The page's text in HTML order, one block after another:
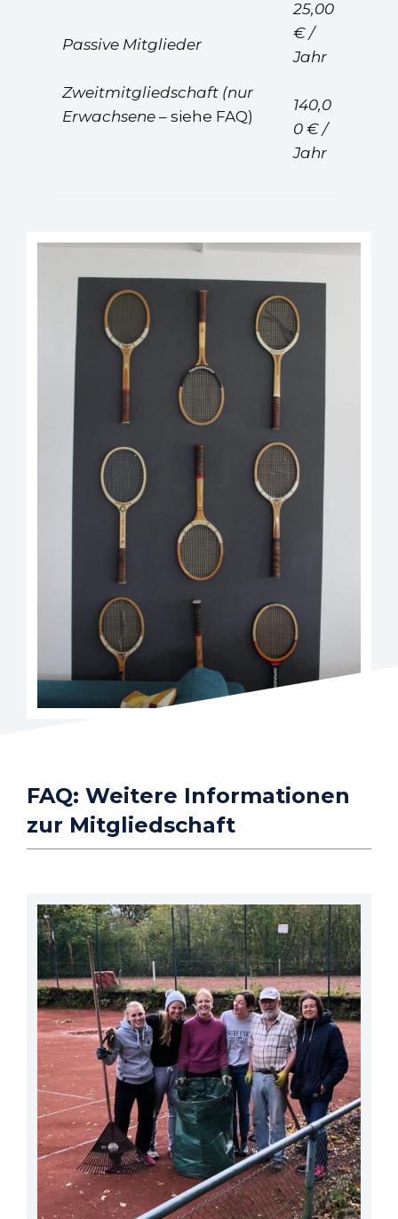
Passive Mitglieder
Zweitmitgliedschaft (nur
Erwachsene– siehe FAQ)
25,00
€ /
Jahr
140,0
0 € /
Jahr
FAQ: Weitere Informationen
zur Mitgliedschaft